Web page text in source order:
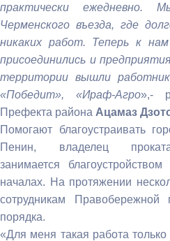
практически ежедневно.
Черменского въезда, где
никаких работ. Теперь к
присоединились и
территории вышли
«Победит», «Ираф-Агро»,-
Префекта района Ацамаз
Помогают благоустраивать
Пенин, владелец проката
занимается
началах. На протяжении
сотрудникам
порядка.
«Для меня такая работа